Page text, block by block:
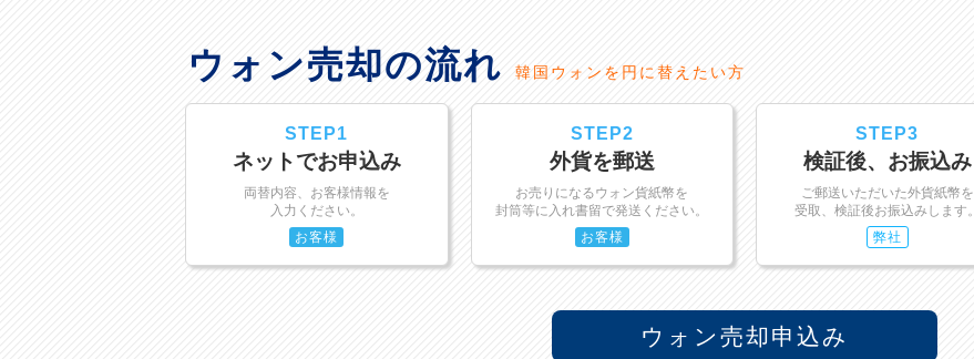
ウォン売却の流れ 韓国ウォンを円に替えたい方
STEP1
ネットでお申込み
両替内容、お客様情報を
入力ください。
お客様
STEP2
外貨を郵送
お売りになるウォン貨紙幣を
封筒等に入れ書留で発送ください。
お客様
STEP3
検証後、お振込み
ご郵送いただいた外貨紙幣を
受取、検証後お振込みします。
弊社
ウォン売却申込み